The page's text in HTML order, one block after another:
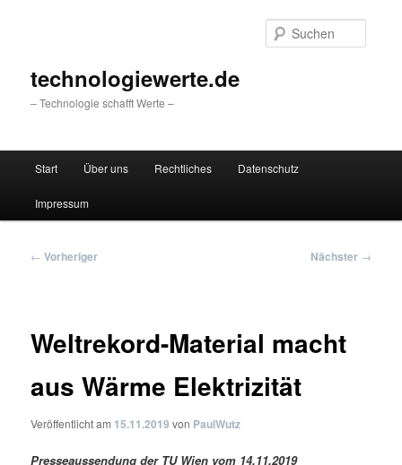
technologiewerte.de
– Technologie schafft Werte –
Start Über uns Rechtliches Datenschutz
Impressum
Beitragsnavigation
← Vorheriger Nächster →
Weltrekord-Material macht
aus Wärme Elektrizität
Veröffentlicht am 15.11.2019 von PaulWutz
Presseaussendung der TU Wien vom 14.11.2019